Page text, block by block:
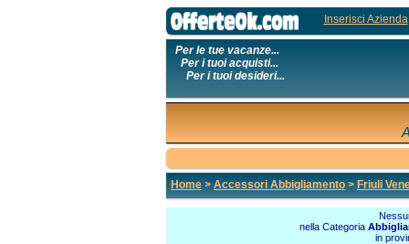
Inserisci Azienda
Per le tue vacanze...
Per i tuoi acquisti...
Per i tuoi desideri...
Home > Accessori Abbigliamento > Friuli
nella Categoria
in